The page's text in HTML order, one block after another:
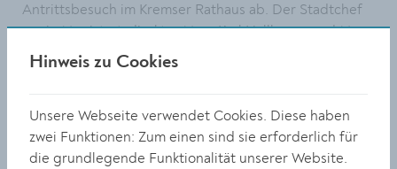
Antrittsbesuch im Kremser Rathaus ab. Der Stadtchef
sowie Magistratsdirektor Mag. Karl Hallbauer und Mag.
Hannes Zimmermann wünschten der neuen Leiterin
alles Gute für die verantwortungsvolle Aufgabe.
Foto: © Stadt Krems,
Hinweis zu Cookies
Unsere Webseite verwendet Cookies. Diese haben
zwei Funktionen: Zum einen sind sie erforderlich für
die grundlegende Funktionalität unserer Website.